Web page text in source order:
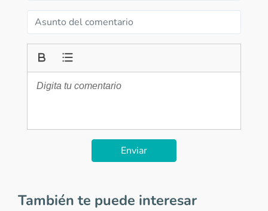
Enviar
También te puede interesar